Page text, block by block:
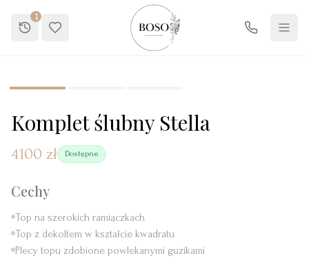
1
Nowość
Komplet ślubny Stella
4100 zł Dostępne
Cechy
Top na szerokich ramiączkach
Top z dekoltem w kształcie kwadratu
Plecy topu zdobione powlekanymi guzikami